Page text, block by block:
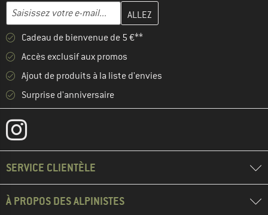
Adresse e-mail
Entrez votre adresse e-mail ici et créez votre compte client à la
Cadeau de bienvenue de 5 €**
Accès exclusif aux promos
Ajout de produits à la liste d'envies
Surprise d'anniversaire
SERVICE CLIENTÈLE
À PROPOS DES ALPINISTES